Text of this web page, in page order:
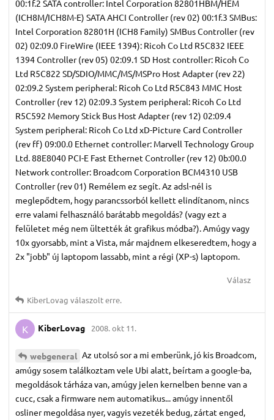
00:1f.2 SATA controller: Intel Corporation 82801HBM/HEM
(ICH8M/ICH8M-E) SATA AHCI Controller (rev 02) 00:1f.3 SMBus:
Intel Corporation 82801H (ICH8 Family) SMBus Controller (rev
02) 02:09.0 FireWire (IEEE 1394): Ricoh Co Ltd R5C832 IEEE
1394 Controller (rev 05) 02:09.1 SD Host controller: Ricoh Co
Ltd R5C822 SD/SDIO/MMC/MS/MSPro Host Adapter (rev 22)
02:09.2 System peripheral: Ricoh Co Ltd R5C843 MMC Host
Controller (rev 12) 02:09.3 System peripheral: Ricoh Co Ltd
R5C592 Memory Stick Bus Host Adapter (rev 12) 02:09.4
System peripheral: Ricoh Co Ltd xD-Picture Card Controller
(rev ff) 09:00.0 Ethernet controller: Marvell Technology Group
Ltd. 88E8040 PCI-E Fast Ethernet Controller (rev 12) 0b:00.0
Network controller: Broadcom Corporation BCM4310 USB
Controller (rev 01) Remélem ez segít. Az adsl-nél is
meglepődtem, hogy parancssorból kellett elindítanom, nincs
erre valami felhasználó barátabb megoldás? (vagy ezt a
felületet még nem ültették át grafikus módba?). Amúgy vagy
10x gyorsabb, mint a Vista, már majdnem elkeseredtem, hogy a
2x "jobb" új laptopom lassabb, mint a régi (XP-s) laptopom.
Válasz
KiberLovag válaszolt erre.
K KiberLovag 2008. okt 11.
webgeneral Az utolsó sor a mi emberünk, jó kis Broadcom,
amúgy sosem találkoztam vele Ubi alatt, beírtam a google-ba,
megoldások tárháza van, amúgy jelen kernelben benne van a
cucc, csak a firmware nem automatikus... amúgy innentől
osliner megoldása nyer, vagyis vezeték bedug, zártat enged,